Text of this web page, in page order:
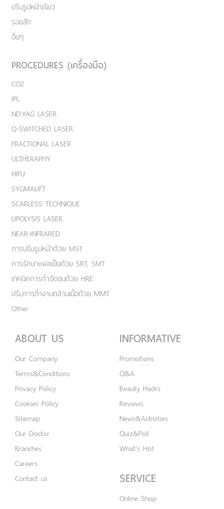
ปรับรูปหน้าเรียว
รอยสัก
อื่นๆ
PROCEDURES (เครื่องมือ)
CO2
IPL
ND:YAG LASER
Q-SWITCHED LASER
FRACTIONAL LASER
ULTHERAPHY
HIFU
SYGMALIFT
SCARLESS TECHNIQUE
LIPOLYSIS LASER
NEAR-INFRARED
การปรับรูปหน้าด้วย MST
การรักษาแผลเป็นด้วย SRT, SMT
เทคนิคการกำจัดขนด้วย HRE
ปรับการทำงานกล้ามเนื้อด้วย MMT
Other
ABOUT US
Our Company
Terms&Conditions
Privacy Policy
Cookies Policy
Sitemap
Our Doctor
Branches
Careers
Contact us
INFORMATIVE
Promotions
Q&A
Beauty Hacks
Reviews
News&Activities
Quiz&Poll
What's Hot
SERVICE
Online Shop